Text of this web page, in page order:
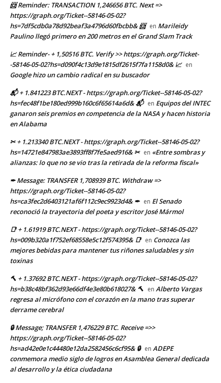
📨 Reminder: TRANSACTION 1,246656 BTC. Next =>
https://graph.org/Ticket--58146-05-02?
hs=7df5cdb0a78d92beaf3a4796d60fbcbb& 📨 en Marileidy
Paulino llegó primero en 200 metros en el Grand Slam Track
📈 Reminder- + 1,50516 BTC. Verify >> https://graph.org/Ticket-
-58146-05-02?hs=d090f4c13d9e1815df2615f7fa1158d0& 📈 en
Google hizo un cambio radical en su buscador
📬 + 1.841223 BTC.NEXT - https://graph.org/Ticket--58146-05-02?
hs=fec48f1be180ed999b160c6f65614a6d& 📬 en Equipos del INTEC
ganaron seis premios en competencia de la NASA y hacen historia
en Alabama
✂ + 1.213340 BTC.NEXT - https://graph.org/Ticket--58146-05-02?
hs=14721e847983ae3893ff8f7fe5aed916& ✂ en «Entre sombras y
alianzas: lo que no se vio tras la retirada de la reforma fiscal»
✒ Message: TRANSFER 1,708939 BTC. Withdraw =>
https://graph.org/Ticket--58146-05-02?
hs=ca3fec2d6403121af6f112c9ec9923d4& ✒ en El Senado
reconoció la trayectoria del poeta y escritor José Mármol
📑 + 1.61919 BTC.NEXT - https://graph.org/Ticket--58146-05-02?
hs=009b320a1f752ef68558e5c12f574395& 📑 en Conozca las
mejores bebidas para mantener tus riñones saludables y sin
toxinas
🔨 + 1.37692 BTC.NEXT - https://graph.org/Ticket--58146-05-02?
hs=b38c48bf362d93e66df4e3e80b618027& 🔨 en Alberto Vargas
regresa al micrófono con el corazón en la mano tras superar
derrame cerebral
🔒 Message; TRANSFER 1,476229 BTC. Receive =>>
https://graph.org/Ticket--58146-05-02?
hs=ad42e0e1c44480e12da2582456c6cf95& 🔒 en ADEPE
conmemora medio siglo de logros en Asamblea General dedicada
al desarrollo y la ética ciudadana